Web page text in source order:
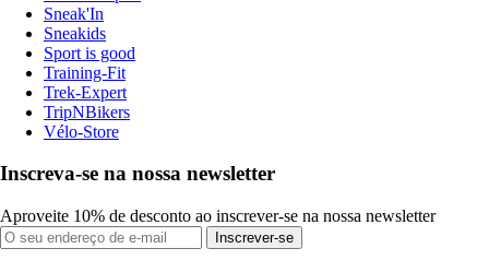
Sneak'In
Sneakids
Sport is good
Training-Fit
Trek-Expert
TripNBikers
Vélo-Store
Inscreva-se na nossa newsletter
Aproveite 10% de desconto ao inscrever-se na nossa newsletter
Inscrever-se